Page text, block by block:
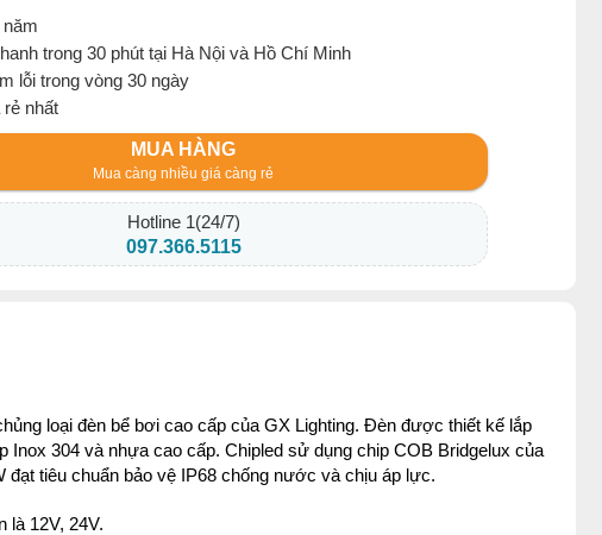
năm
trong 30 phút tại Hà Nội và Hồ Chí Minh
lỗi trong vòng 30 ngày
nhất
MUA HÀNG
Mua càng nhiều giá càng rẻ
Hotline 1(24/7)
097.366.5115
loại đèn bể bơi cao cấp của GX Lighting. Đèn được thiết kế lắp
Inox 304 và nhựa cao cấp. Chipled sử dụng chip COB Bridgelux của
tiêu chuẩn bảo vệ IP68 chống nước và chịu áp lực.
là 12V, 24V.